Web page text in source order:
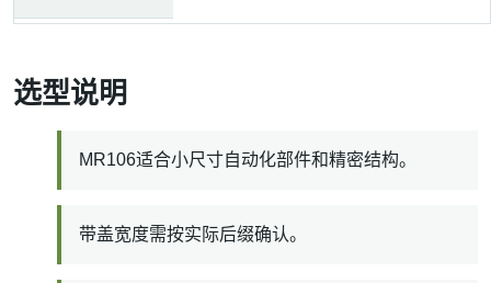
选型说明
MR106适合小尺寸自动化部件和精密结构。
带盖宽度需按实际后缀确认。